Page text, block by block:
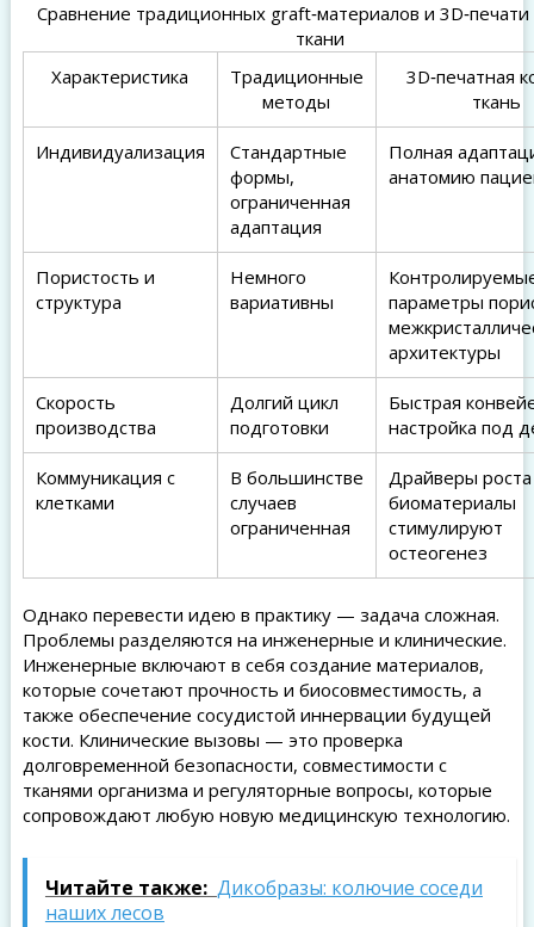
Сравнение традиционных graft‑материалов и 3D‑печати
ткани
Характеристика
Традиционные
методы
3D‑печатная
ткань
Индивидуализация
Стандартные
формы,
ограниченная
адаптация
Полная
анатомию
Пористость и
структура
Немного
вариативны
параметры
архитектуры
Скорость
производства
Долгий цикл
подготовки
Быстрая
настройка под
Коммуникация с
клетками
В большинстве
случаев
ограниченная
Драйверы
биоматериалы
стимулируют
остеогенез
Однако перевести идею в практику — задача сложная.
Проблемы разделяются на инженерные и клинические.
Инженерные включают в себя создание материалов,
которые сочетают прочность и биосовместимость, а
также обеспечение сосудистой иннервации будущей
кости. Клинические вызовы — это проверка
долговременной безопасности, совместимости с
тканями организма и регуляторные вопросы, которые
сопровождают любую новую медицинскую технологию.
Читайте также: Дикобразы: колючие соседи
наших лесов